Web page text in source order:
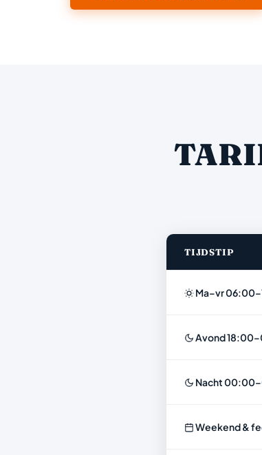
TIJDSTIP
Ma–vr
Avond
Nacht
Weekend &